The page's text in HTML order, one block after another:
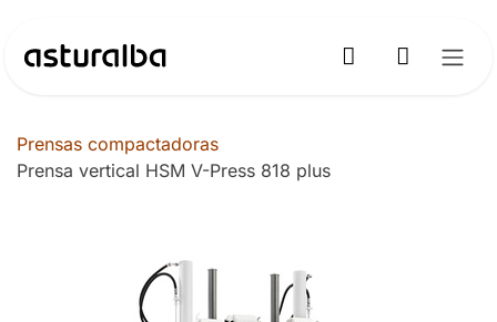
Prensas compactadoras
Prensa vertical HSM V-Press 818 plus